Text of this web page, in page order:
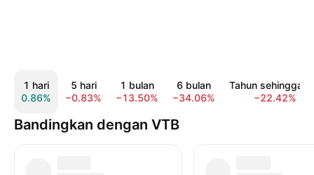
1 hari
0.86%
5 hari
−0.83%
1 bulan
−13.50%
6 bulan
−34.06%
Tahun sehingga
−22.42%
Bandingkan dengan VTB